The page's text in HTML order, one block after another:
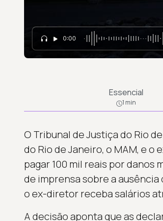
0:00
Essencial
1 min
O Tribunal de Justiça do Rio
do Rio de Janeiro, o MAM, e
pagar 100 mil reais por danos
de imprensa sobre a
o ex-diretor receba salários
A decisão aponta que as